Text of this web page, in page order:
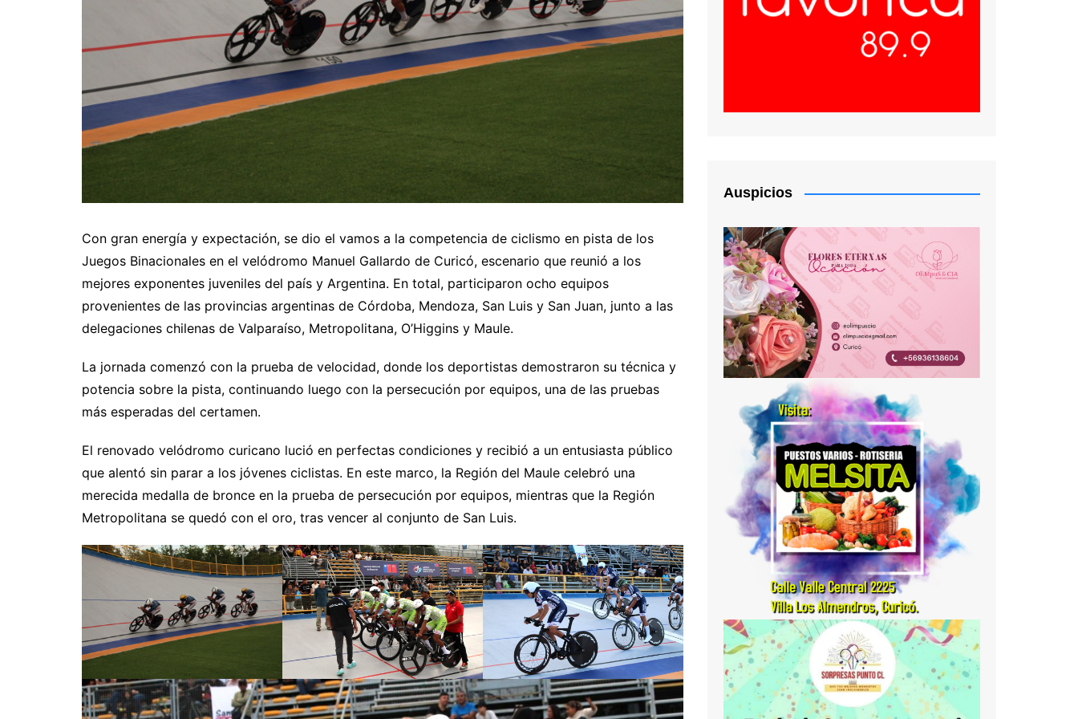
Con gran energía y expectación, se dio el vamos a la competencia de ciclismo en pista de los
Juegos Binacionales en el velódromo Manuel Gallardo de Curicó, escenario que reunió a los
mejores exponentes juveniles del país y Argentina. En total, participaron ocho equipos
provenientes de las provincias argentinas de Córdoba, Mendoza, San Luis y San Juan, junto a las
delegaciones chilenas de Valparaíso, Metropolitana, O’Higgins y Maule.
La jornada comenzó con la prueba de velocidad, donde los deportistas demostraron su técnica y
potencia sobre la pista, continuando luego con la persecución por equipos, una de las pruebas
más esperadas del certamen.
El renovado velódromo curicano lució en perfectas condiciones y recibió a un entusiasta público
que alentó sin parar a los jóvenes ciclistas. En este marco, la Región del Maule celebró una
merecida medalla de bronce en la prueba de persecución por equipos, mientras que la Región
Metropolitana se quedó con el oro, tras vencer al conjunto de San Luis.
Auspicios